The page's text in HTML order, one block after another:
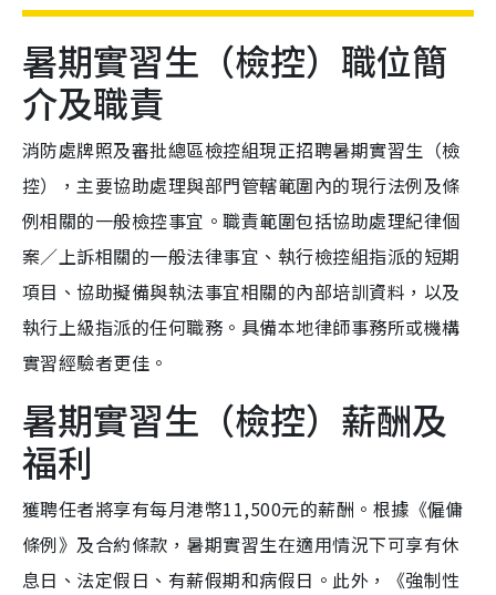
暑期實習生（檢控）職位簡
介及職責
消防處牌照及審批總區檢控組現正招聘暑期實習生（檢
控），主要協助處理與部門管轄範圍內的現行法例及條
例相關的一般檢控事宜。職責範圍包括協助處理紀律個
案／上訴相關的一般法律事宜、執行檢控組指派的短期
項目、協助擬備與執法事宜相關的內部培訓資料，以及
執行上級指派的任何職務。具備本地律師事務所或機構
實習經驗者更佳。
暑期實習生（檢控）薪酬及
福利
獲聘任者將享有每月港幣11,500元的薪酬。根據《僱傭
條例》及合約條款，暑期實習生在適用情況下可享有休
息日、法定假日、有薪假期和病假日。此外，《強制性